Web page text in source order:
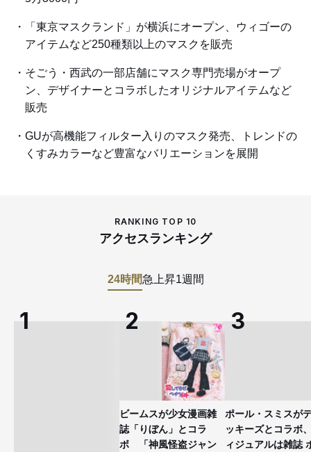
「東京マスクランド」が横浜にオープン、ウィゴーの
アイテムなど250種類以上のマスクを販売
そごう・西武の一部店舗にマスク専門売場がオープ
ン、デザイナーとコラボしたオリジナルアイテムなど
販売
GUが高機能フィルター入りのマスク発売、トレンドの
くすみカラーなど豊富なバリエーションを展開
RANKING TOP 10
アクセスランキング
24時間急上昇1週間
ビームスが少女漫画雑
誌「りぼん」とコラ
ボ 「神風怪盗ジャン
ポール・スミスが
ッキーズとコラボ
ィジュアルは雑誌